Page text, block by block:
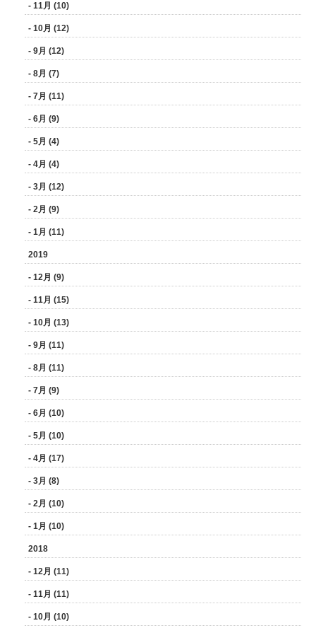
- 11月 (10)
- 10月 (12)
- 9月 (12)
- 8月 (7)
- 7月 (11)
- 6月 (9)
- 5月 (4)
- 4月 (4)
- 3月 (12)
- 2月 (9)
- 1月 (11)
2019
- 12月 (9)
- 11月 (15)
- 10月 (13)
- 9月 (11)
- 8月 (11)
- 7月 (9)
- 6月 (10)
- 5月 (10)
- 4月 (17)
- 3月 (8)
- 2月 (10)
- 1月 (10)
2018
- 12月 (11)
- 11月 (11)
- 10月 (10)